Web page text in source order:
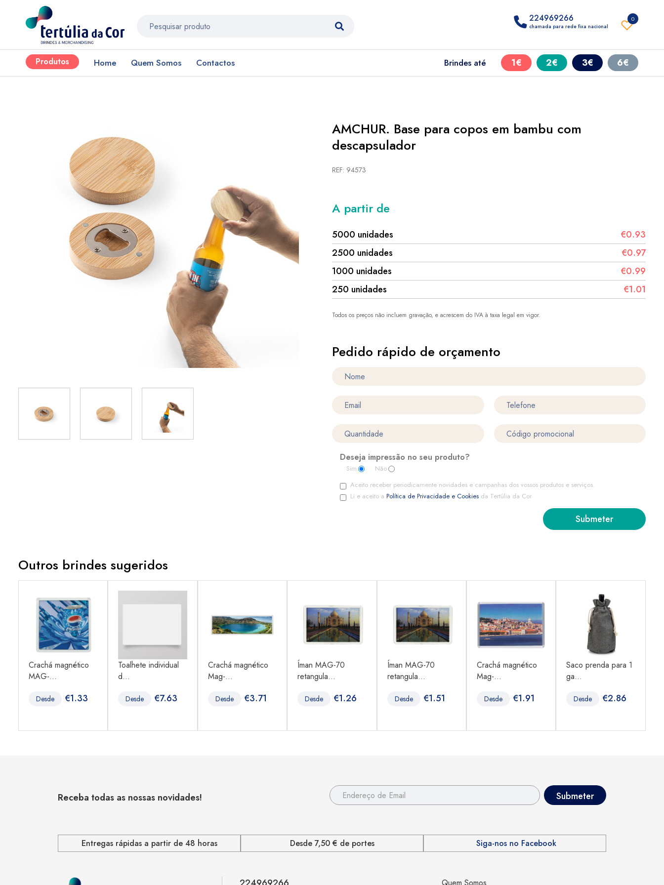
0
224969266
chamada para rede fixa nacional
Produtos Home Quem Somos Contactos Brindes até 1€ 2€ 3€ 6€
AMCHUR. Base para copos em bambu com
descapsulador
REF: 94573
A partir de
5000 unidades
€0.93
2500 unidades
€0.97
1000 unidades
€0.99
250 unidades
€1.01
Todos os preços não incluem gravação, e acrescem do IVA à taxa legal em vigor.
Pedido rápido de orçamento
Deseja impressão no seu produto?
Sim
Não
Aceito receber periodicamente novidades e campanhas dos vossos produtos e serviços.
Li e aceito a Política de Privacidade e Cookies da Tertúlia da Cor
Outros brindes sugeridos
Crachá magnético
MAG-...
Desde €1.33
Toalhete individual
d...
Desde €7.63
Crachá magnético
Mag-...
Desde €3.71
Íman MAG-70
retangula...
Desde €1.26
Íman MAG-70
retangula...
Desde €1.51
Crachá magnético
Mag-...
Desde €1.91
Saco prenda para 1
ga...
Desde €2.86
Receba todas as nossas novidades!
Entregas rápidas a partir de 48 horas Desde 7,50 € de portes Siga-nos no Facebook